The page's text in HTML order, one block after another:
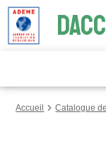
DACC
Accueil Catalogue
Gestion des cookies